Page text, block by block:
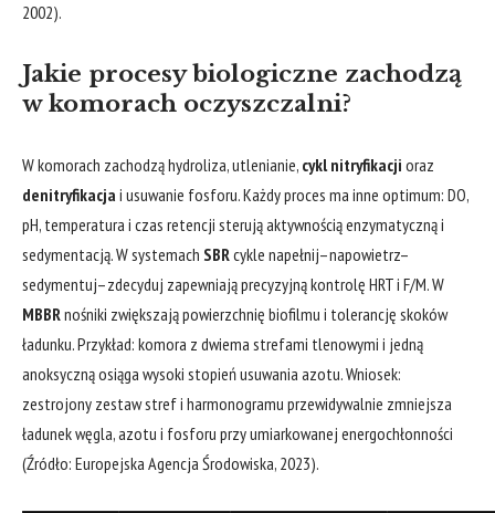
2002).
Jakie procesy biologiczne zachodzą
w komorach oczyszczalni?
W komorach zachodzą hydroliza, utlenianie, cykl nitryfikacji oraz
denitryfikacja i usuwanie fosforu. Każdy proces ma inne optimum: DO,
pH, temperatura i czas retencji sterują aktywnością enzymatyczną i
sedymentacją. W systemach SBRcykle napełnij–napowietrz–
sedymentuj–zdecyduj zapewniają precyzyjną kontrolę HRT i F/M. W
MBBRnośniki zwiększają powierzchnię biofilmu i tolerancję skoków
ładunku. Przykład: komora z dwiema strefami tlenowymi i jedną
anoksyczną osiąga wysoki stopień usuwania azotu. Wniosek:
zestrojony zestaw stref i harmonogramu przewidywalnie zmniejsza
ładunek węgla, azotu i fosforu przy umiarkowanej energochłonności
(Źródło: Europejska Agencja Środowiska, 2023).